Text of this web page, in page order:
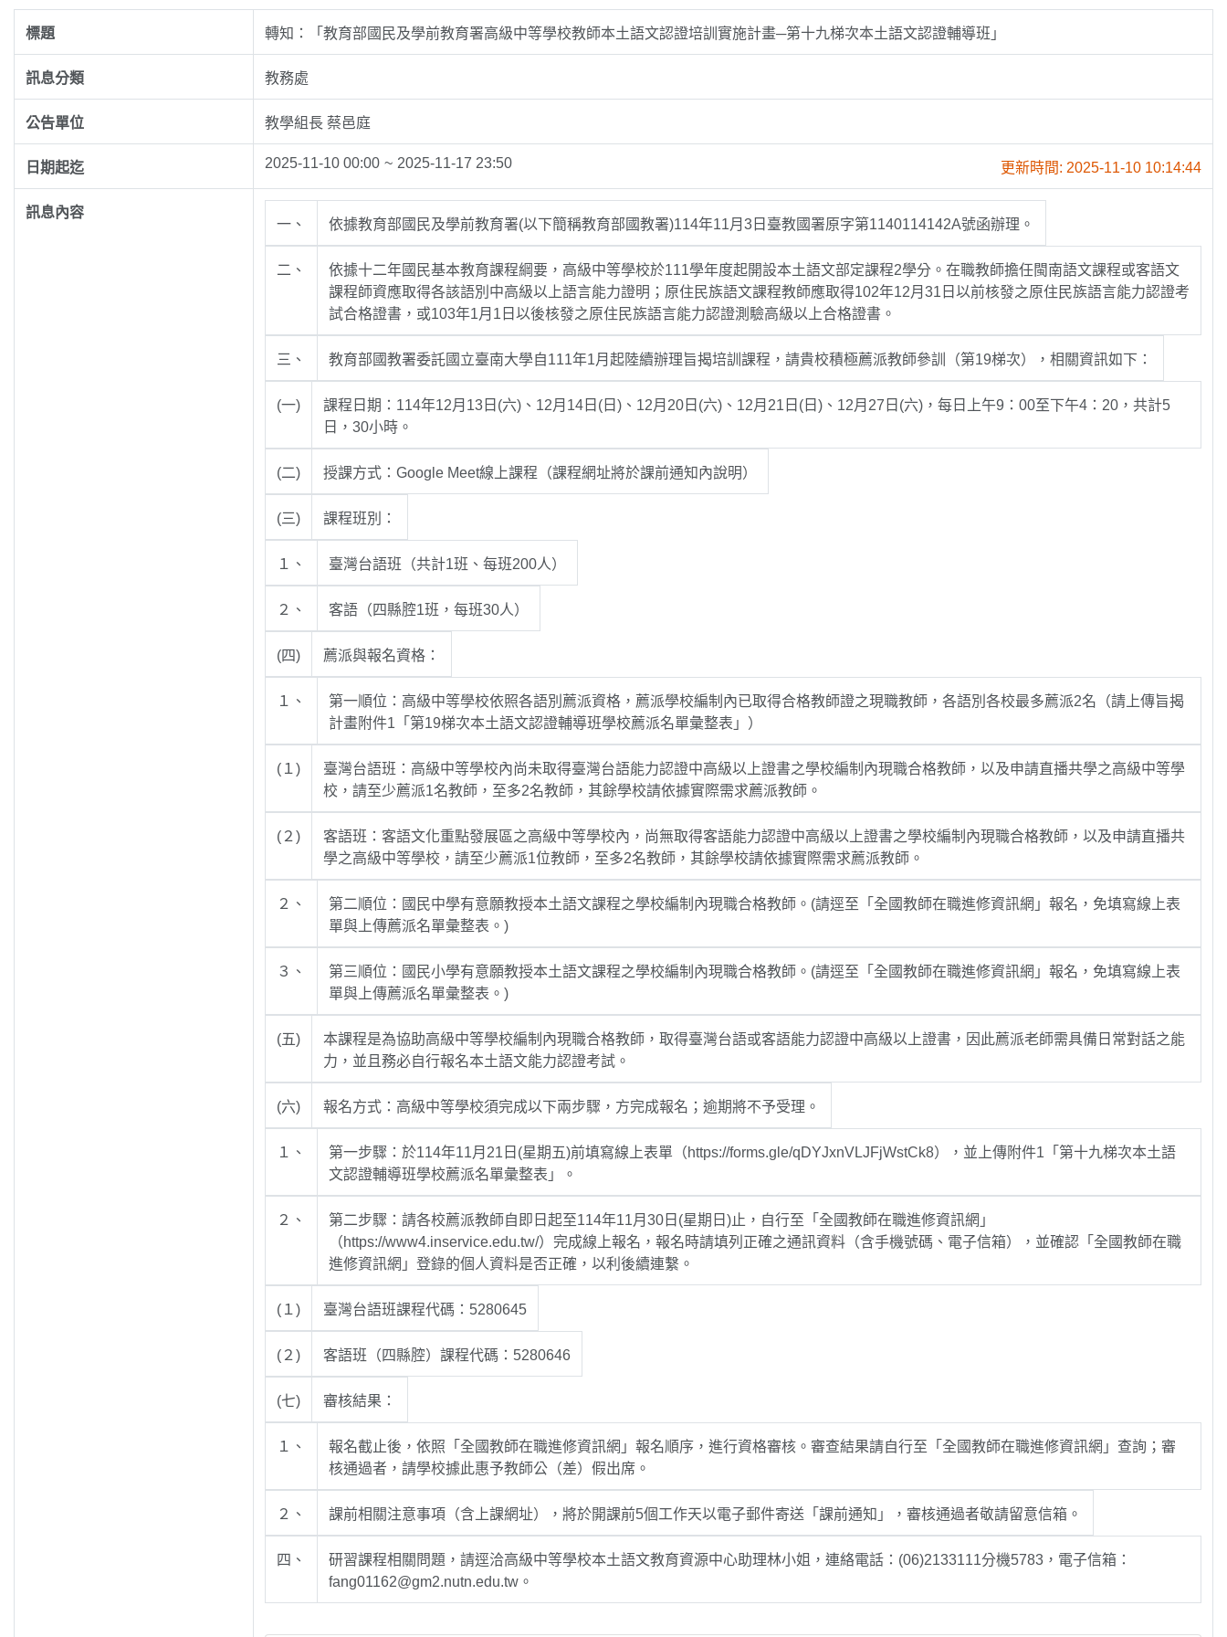
標題 轉知：「教育部國民及學前教育署高級中等學校教師本土語文認證培訓實施計畫─第十九梯次本土語文認證輔導班」
訊息分類 教務處
公告單位 教學組長 蔡邑庭
日期起迄 2025-11-10 00:00 ~ 2025-11-17 23:50 更新時間: 2025-11-10 10:14:44
訊息內容
一、 依據教育部國民及學前教育署(以下簡稱教育部國教署)114年11月3日臺教國署原字第1140114142A號函辦理。
二、
依據十二年國民基本教育課程綱要，高級中等學校於111學年度起開設本土語文部定課程2學分。在職教師擔任閩南語文課程或客語文
課程師資應取得各該語別中高級以上語言能力證明；原住民族語文課程教師應取得102年12月31日以前核發之原住民族語言能力認證考
試合格證書，或103年1月1日以後核發之原住民族語言能力認證測驗高級以上合格證書。
三、 教育部國教署委託國立臺南大學自111年1月起陸續辦理旨揭培訓課程，請貴校積極薦派教師參訓（第19梯次），相關資訊如下：
(一)
課程日期：114年12月13日(六)、12月14日(日)、12月20日(六)、12月21日(日)、12月27日(六)，每日上午9：00至下午4：20，共計5
日，30小時。
(二) 授課方式：Google Meet線上課程（課程網址將於課前通知內說明）
(三) 課程班別：
１、 臺灣台語班（共計1班、每班200人）
２、 客語（四縣腔1班，每班30人）
(四) 薦派與報名資格：
１、
第一順位：高級中等學校依照各語別薦派資格，薦派學校編制內已取得合格教師證之現職教師，各語別各校最多薦派2名（請上傳旨揭
計畫附件1「第19梯次本土語文認證輔導班學校薦派名單彙整表」）
(１)
臺灣台語班：高級中等學校內尚未取得臺灣台語能力認證中高級以上證書之學校編制內現職合格教師，以及申請直播共學之高級中等學
校，請至少薦派1名教師，至多2名教師，其餘學校請依據實際需求薦派教師。
(２)
客語班：客語文化重點發展區之高級中等學校內，尚無取得客語能力認證中高級以上證書之學校編制內現職合格教師，以及申請直播共
學之高級中等學校，請至少薦派1位教師，至多2名教師，其餘學校請依據實際需求薦派教師。
２、
第二順位：國民中學有意願教授本土語文課程之學校編制內現職合格教師。(請逕至「全國教師在職進修資訊網」報名，免填寫線上表
單與上傳薦派名單彙整表。)
３、
第三順位：國民小學有意願教授本土語文課程之學校編制內現職合格教師。(請逕至「全國教師在職進修資訊網」報名，免填寫線上表
單與上傳薦派名單彙整表。)
(五)
本課程是為協助高級中等學校編制內現職合格教師，取得臺灣台語或客語能力認證中高級以上證書，因此薦派老師需具備日常對話之能
力，並且務必自行報名本土語文能力認證考試。
(六) 報名方式：高級中等學校須完成以下兩步驟，方完成報名；逾期將不予受理。
１、
第一步驟：於114年11月21日(星期五)前填寫線上表單（https://forms.gle/qDYJxnVLJFjWstCk8），並上傳附件1「第十九梯次本土語
文認證輔導班學校薦派名單彙整表」。
２、
第二步驟：請各校薦派教師自即日起至114年11月30日(星期日)止，自行至「全國教師在職進修資訊網」
（https://www4.inservice.edu.tw/）完成線上報名，報名時請填列正確之通訊資料（含手機號碼、電子信箱），並確認「全國教師在職
進修資訊網」登錄的個人資料是否正確，以利後續連繫。
(１) 臺灣台語班課程代碼：5280645
(２) 客語班（四縣腔）課程代碼：5280646
(七) 審核結果：
１、
報名截止後，依照「全國教師在職進修資訊網」報名順序，進行資格審核。審查結果請自行至「全國教師在職進修資訊網」查詢；審
核通過者，請學校據此惠予教師公（差）假出席。
２、 課前相關注意事項（含上課網址），將於開課前5個工作天以電子郵件寄送「課前通知」，審核通過者敬請留意信箱。
四、
研習課程相關問題，請逕洽高級中等學校本土語文教育資源中心助理林小姐，連絡電話：(06)2133111分機5783，電子信箱：
fang01162@gm2.nutn.edu.tw。